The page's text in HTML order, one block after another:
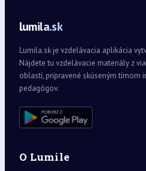
lumila.sk
Lumila.sk je vzdelávacia aplikácia
Nájdete tu vzdelávacie materiály z
oblastí, pripravené skúseným tímom
pedagógov.
O Lumile